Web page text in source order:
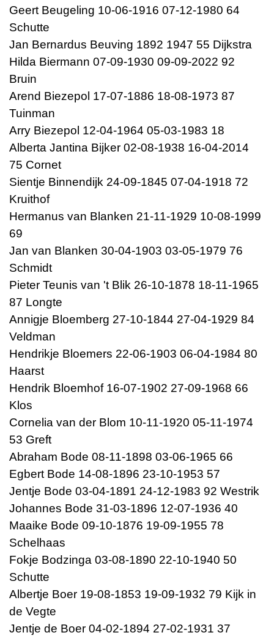
Geert Beugeling 10-06-1916 07-12-1980 64
Schutte
Jan Bernardus Beuving 1892 1947 55 Dijkstra
Hilda Biermann 07-09-1930 09-09-2022 92
Bruin
Arend Biezepol 17-07-1886 18-08-1973 87
Tuinman
Arry Biezepol 12-04-1964 05-03-1983 18
Alberta Jantina Bijker 02-08-1938 16-04-2014
75 Cornet
Sientje Binnendijk 24-09-1845 07-04-1918 72
Kruithof
Hermanus van Blanken 21-11-1929 10-08-1999
69
Jan van Blanken 30-04-1903 03-05-1979 76
Schmidt
Pieter Teunis van 't Blik 26-10-1878 18-11-1965
87 Longte
Annigje Bloemberg 27-10-1844 27-04-1929 84
Veldman
Hendrikje Bloemers 22-06-1903 06-04-1984 80
Haarst
Hendrik Bloemhof 16-07-1902 27-09-1968 66
Klos
Cornelia van der Blom 10-11-1920 05-11-1974
53 Greft
Abraham Bode 08-11-1898 03-06-1965 66
Egbert Bode 14-08-1896 23-10-1953 57
Jentje Bode 03-04-1891 24-12-1983 92 Westrik
Johannes Bode 31-03-1896 12-07-1936 40
Maaike Bode 09-10-1876 19-09-1955 78
Schelhaas
Fokje Bodzinga 03-08-1890 22-10-1940 50
Schutte
Albertje Boer 19-08-1853 19-09-1932 79 Kijk in
de Vegte
Jentje de Boer 04-02-1894 27-02-1931 37